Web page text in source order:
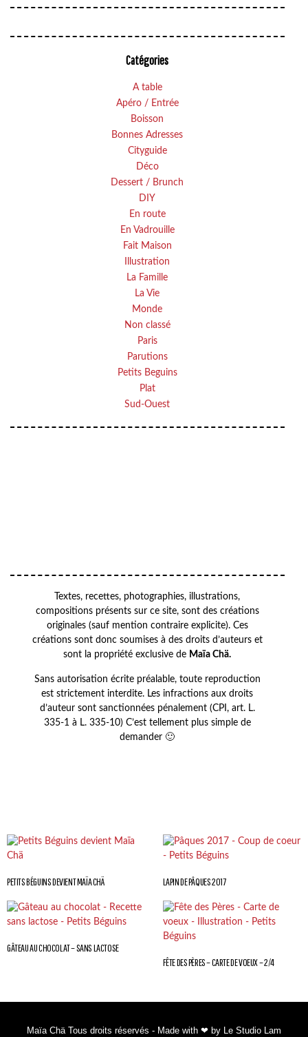
Catégories
A table
Apéro / Entrée
Boisson
Bonnes Adresses
Cityguide
Déco
Dessert / Brunch
DIY
En route
En Vadrouille
Fait Maison
Illustration
La Famille
La Vie
Monde
Non classé
Paris
Parutions
Petits Beguins
Plat
Sud-Ouest
Textes, recettes, photographies, illustrations,
compositions présents sur ce site, sont des créations
originales (sauf mention contraire explicite). Ces
créations sont donc soumises à des droits d’auteurs et
sont la propriété exclusive de Maïa Chä.
Sans autorisation écrite préalable, toute reproduction
est strictement interdite. Les infractions aux droits
d’auteur sont sanctionnées pénalement (CPI, art. L.
335-1 à L. 335-10) C’est tellement plus simple de
demander 🙂
PETITS BÉGUINS DEVIENT MAÏA CHÄ LAPIN DE PÂQUES 2017
GÂTEAU AU CHOCOLAT – SANS LACTOSE
FÊTE DES PÈRES – CARTE DE VOEUX – 2/4
Maïa Chä Tous droits réservés - Made with ❤ by Le Studio Lam